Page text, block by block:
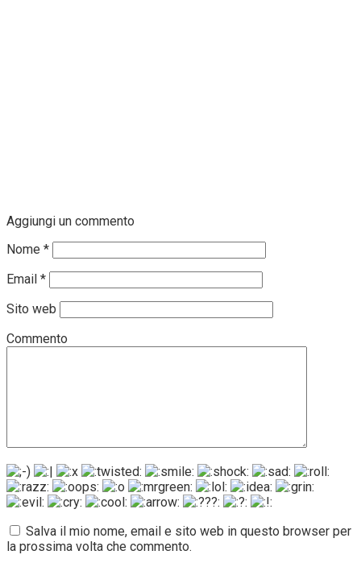
Aggiungi un commento
Nome *
Email *
Sito web
Commento
Salva il mio nome, email e sito web in questo browser per
la prossima volta che commento.